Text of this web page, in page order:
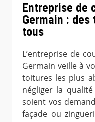
Entreprise de
Germain :
tous
L’entreprise de
Germain veille à
toitures les plus
négliger la
soient vos
façade ou